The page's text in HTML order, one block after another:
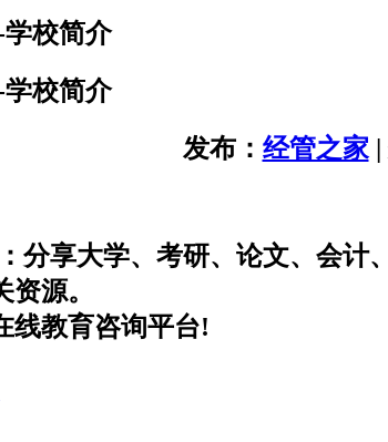
校简介
校简介
发布： 经管之家 |
分享大学、考研、论文、会
源。
线教育咨询平台!